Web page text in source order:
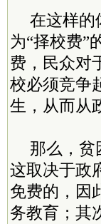
在这样的
为“择校费”
费，民众对
校必须竞争
生，从而从
那么，贫
这取决于政
免费的，因
务教育；其